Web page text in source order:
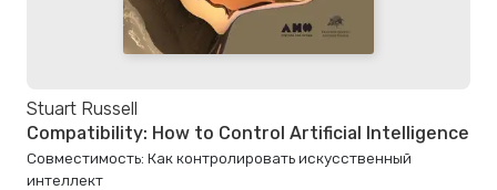
Stuart Russell
Compatibility: How to Control Artificial Intelligence
Совместимость: Как контролировать искусственный
интеллект